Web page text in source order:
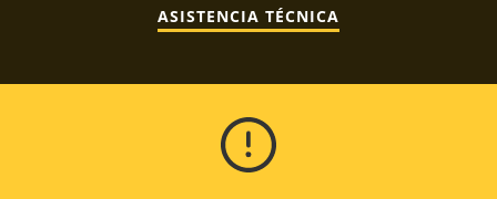
ASISTENCIA TÉCNICA